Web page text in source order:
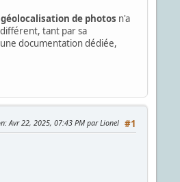
de photos n'a
tant par sa
documentation dédiée,
#1
: Avr 22, 2025, 07:43 PM par Lionel